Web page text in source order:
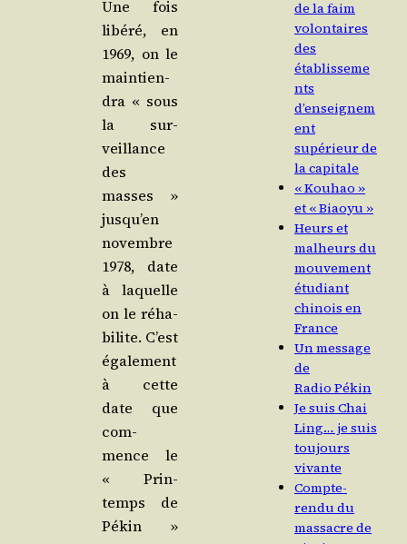
Une fois
libé­ré, en
1969, on le
main­tien­
dra « sous
la sur­
veillance
des
masses »
jus­qu’en
novembre
1978, date
à laquelle
on le réha­
bi­lite. C’est
éga­le­ment
à cette
date que
com­
mence le
« Prin­
temps de
Pékin »
de la faim
volontaires
des
établisseme
nts
d’enseignem
ent
supérieur de
la capitale
« Kouhao »
et « Biaoyu »
Heurs et
malheurs du
mouvement
étudiant
chinois en
France
Un message
de
Radio Pékin
Je suis Chai
Ling… je suis
toujours
vivante
Compte-
rendu du
massacre de